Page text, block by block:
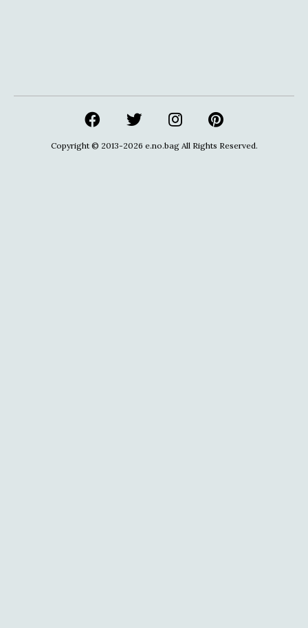
Copyright © 2013-2026 e.no.bagAll Rights Reserved.